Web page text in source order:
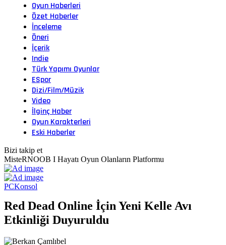
Oyun Haberleri
Özet Haberler
İnceleme
Öneri
İçerik
Indie
Türk Yapımı Oyunlar
ESpor
Dizi/Film/Müzik
Video
İlginç Haber
Oyun Karakterleri
Eski Haberler
Bizi takip et
MisteRNOOB I Hayatı Oyun Olanların Platformu
PCKonsol
Red Dead Online İçin Yeni Kelle Avı
Etkinliği Duyuruldu